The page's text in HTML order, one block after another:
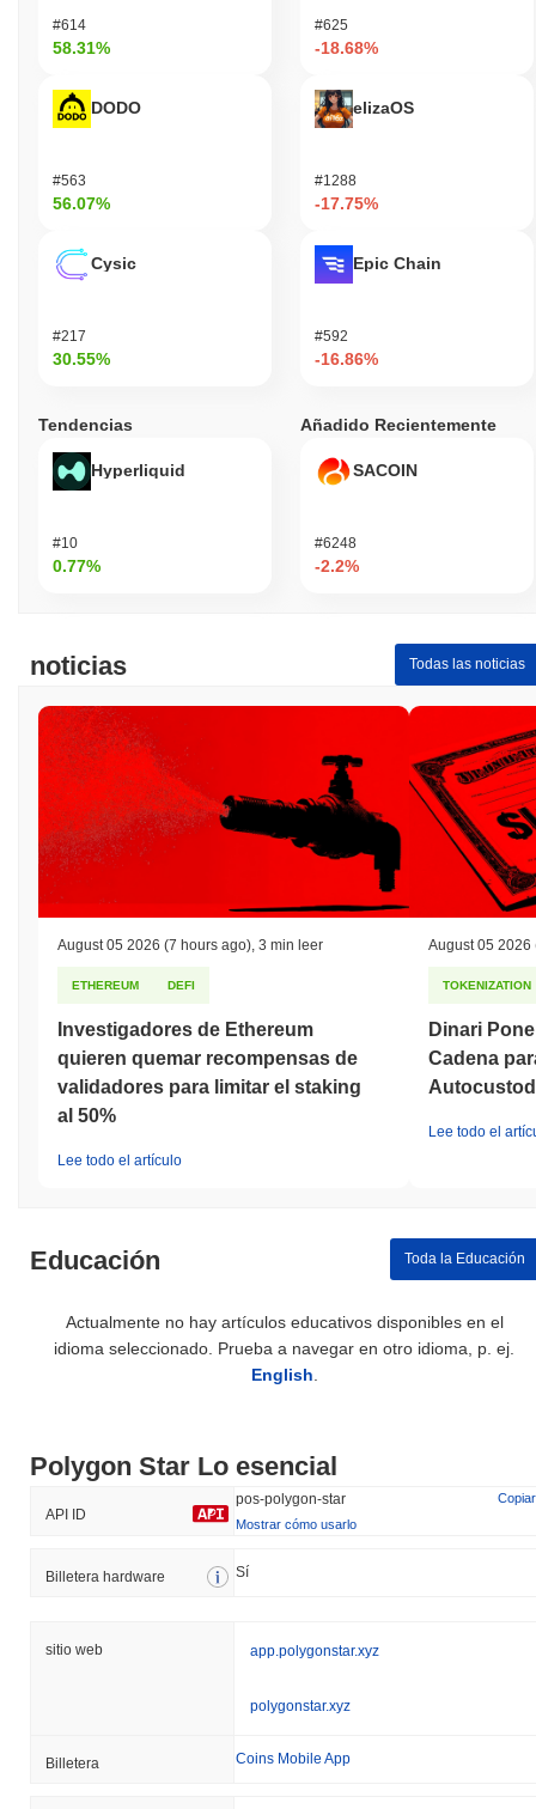
#614
58.31%
DODO
#563
56.07%
Cysic
#217
30.55%
#625
-18.68%
elizaOS
#1288
-17.75%
Epic Chain
#592
-16.86%
Tendencias
Hyperliquid
#10
0.77%
Añadido Recientemente
SACOIN
#6248
-2.2%
noticias Todas las noticias
August 05 2026 (7 hours ago) 3 min leer
ETHEREUM DEFI
Investigadores de Ethereum
quieren quemar recompensas de
validadores para limitar el staking
al 50%
Lee todo el artículo
August 05 2026
TOKENIZATION
Dinari
Cadena
Lee todo el
Educación Toda la Educación
Actualmente no hay artículos educativos disponibles en el
idioma seleccionado. Prueba a navegar en otro idioma, p. ej.
English
Polygon Star Lo esencial
API ID
pos-polygon-star
Copiar
Mostrar cómo usarlo
Billetera hardware Sí
sitio web app.polygonstar.xyz
polygonstar.xyz
Billetera Coins Mobile App